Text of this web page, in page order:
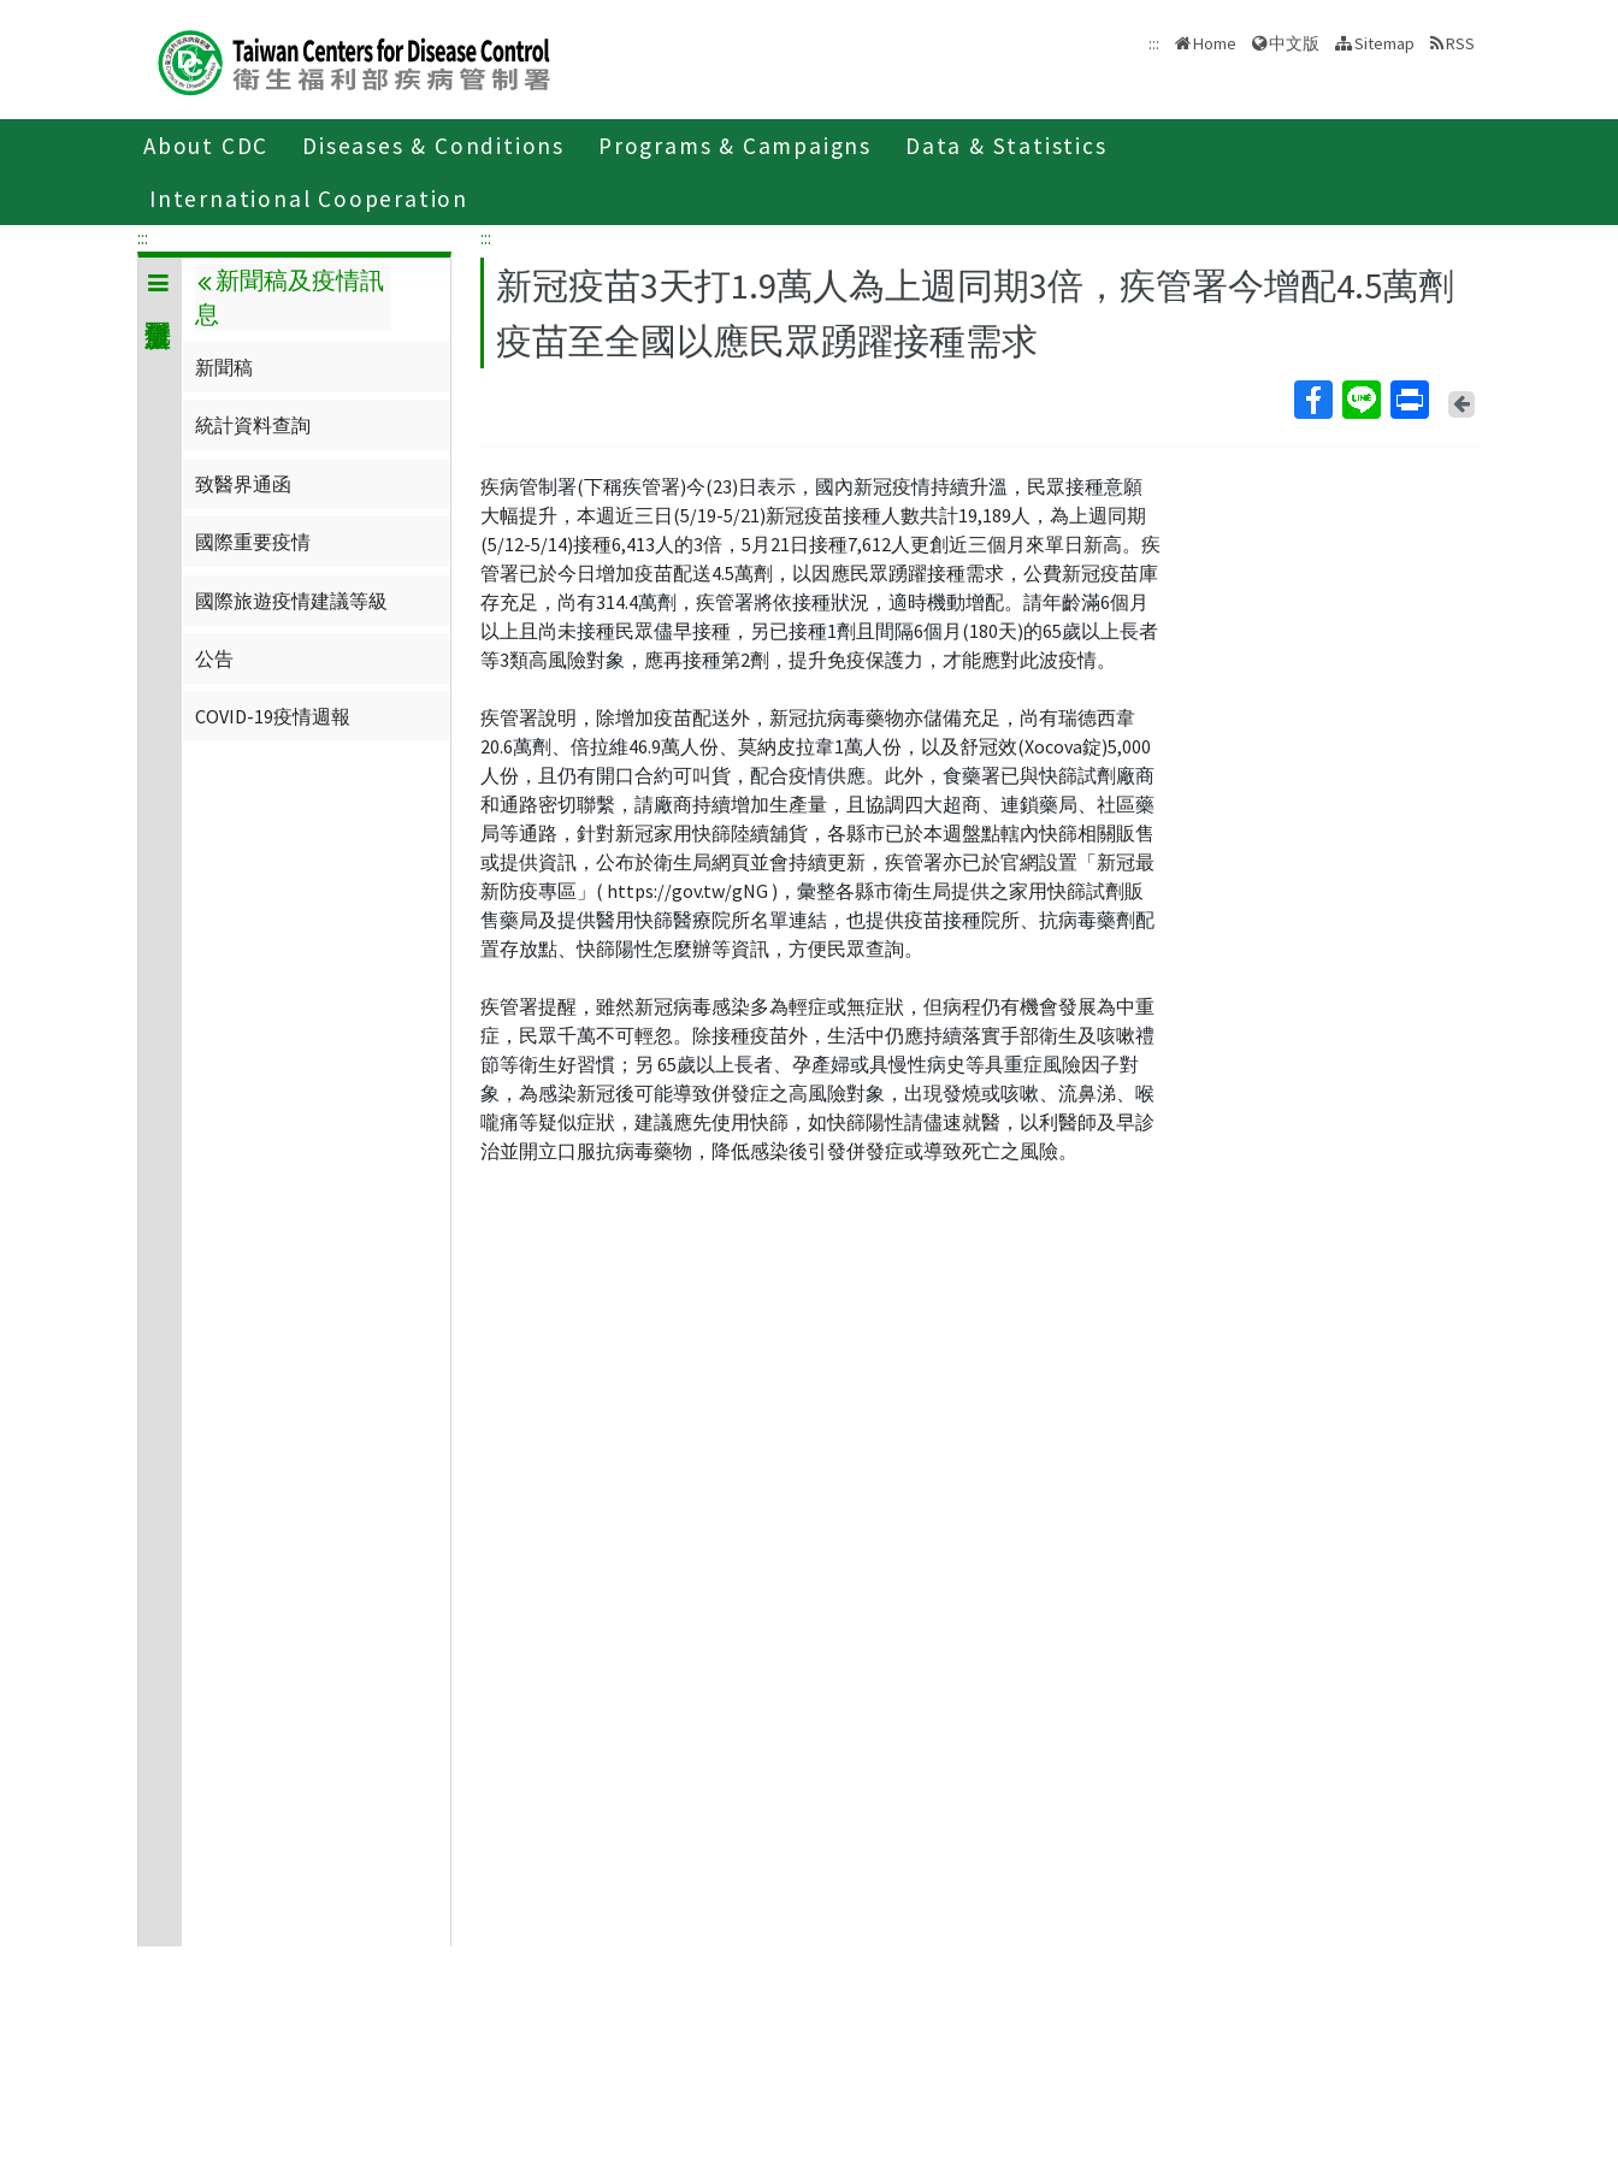
::: Home 中文版 Sitemap RSS
About CDC Diseases & Conditions Programs & Campaigns
Data & Statistics
International Cooperation
傳染病與防疫專題
:::
新聞稿及疫情訊
息
新聞稿
統計資料查詢
致醫界通函
國際重要疫情
國際旅遊疫情建議等級
公告
COVID-19疫情週報
:::
新冠疫苗3天打1.9萬人為上週同期3倍，疾管署今增配4.5萬劑
疫苗至全國以應民眾踴躍接種需求
Back
疾病管制署(下稱疾管署)今(23)日表示，國內新冠疫情持續升溫，民眾接種意願
大幅提升，本週近三日(5/19-5/21)新冠疫苗接種人數共計19,189人，為上週同期
(5/12-5/14)接種6,413人的3倍，5月21日接種7,612人更創近三個月來單日新高。疾
管署已於今日增加疫苗配送4.5萬劑，以因應民眾踴躍接種需求，公費新冠疫苗庫
存充足，尚有314.4萬劑，疾管署將依接種狀況，適時機動增配。請年齡滿6個月
以上且尚未接種民眾儘早接種，另已接種1劑且間隔6個月(180天)的65歲以上長者
等3類高風險對象，應再接種第2劑，提升免疫保護力，才能應對此波疫情。
疾管署說明，除增加疫苗配送外，新冠抗病毒藥物亦儲備充足，尚有瑞德西韋
20.6萬劑、倍拉維46.9萬人份、莫納皮拉韋1萬人份，以及舒冠效(Xocova錠)5,000
人份，且仍有開口合約可叫貨，配合疫情供應。此外，食藥署已與快篩試劑廠商
和通路密切聯繫，請廠商持續增加生產量，且協調四大超商、連鎖藥局、社區藥
局等通路，針對新冠家用快篩陸續舖貨，各縣市已於本週盤點轄內快篩相關販售
或提供資訊，公布於衛生局網頁並會持續更新，疾管署亦已於官網設置「新冠最
新防疫專區」( https://gov.tw/gNG )，彙整各縣市衛生局提供之家用快篩試劑販
售藥局及提供醫用快篩醫療院所名單連結，也提供疫苗接種院所、抗病毒藥劑配
置存放點、快篩陽性怎麼辦等資訊，方便民眾查詢。
疾管署提醒，雖然新冠病毒感染多為輕症或無症狀，但病程仍有機會發展為中重
症，民眾千萬不可輕忽。除接種疫苗外，生活中仍應持續落實手部衛生及咳嗽禮
節等衛生好習慣；另 65歲以上長者、孕產婦或具慢性病史等具重症風險因子對
象，為感染新冠後可能導致併發症之高風險對象，出現發燒或咳嗽、流鼻涕、喉
嚨痛等疑似症狀，建議應先使用快篩，如快篩陽性請儘速就醫，以利醫師及早診
治並開立口服抗病毒藥物，降低感染後引發併發症或導致死亡之風險。